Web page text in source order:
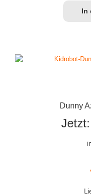
In
Dunny
Jetzt: